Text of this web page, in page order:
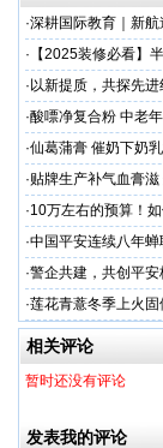
·深耕国际教育｜新
学备考之路
· 【2025装修必看】
你省下3万冤枉钱！
· 以新提质，共探先
·酸嘌净复合粉 中老
·仙葛蒲膏 催奶下奶
家
·贴牌生产补气血膏
·10万左右的预算！
·中国平安连续八年
品牌"
·警企共建，共创平
人才专项培训
·莲花青薏冬季上火
工厂
相关评论
暂时还没有评论
发表我的评论